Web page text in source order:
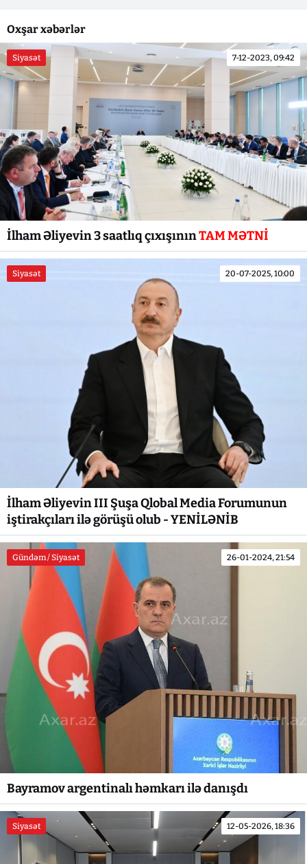
Oxşar xəbərlər
Siyasət 7-12-2023, 09:42
İlham Əliyevin 3 saatlıq çıxışınınTAM MƏTNİ
Siyasət 20-07-2025, 10:00
İlham Əliyevin III Şuşa Qlobal Media Forumunun
iştirakçıları ilə görüşü olub - YENİLƏNİB
Gündəm / Siyasət 26-01-2024, 21:54
Bayramov argentinalı həmkarı ilə danışdı
Siyasət 12-05-2026, 18:36